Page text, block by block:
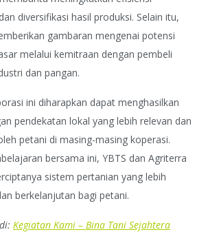
diversifikasi hasil produksi. Selain itu,
gambaran mengenai potensi
melalui kemitraan dengan pembeli
dan pangan.
ini diharapkan dapat menghasilkan
pendekatan lokal yang lebih relevan dan
petani di masing-masing koperasi.
bersama ini, YBTS dan Agriterra
sistem pertanian yang lebih
berkelanjutan bagi petani.
Kegiatan Kami – Bina Tani Sejahtera